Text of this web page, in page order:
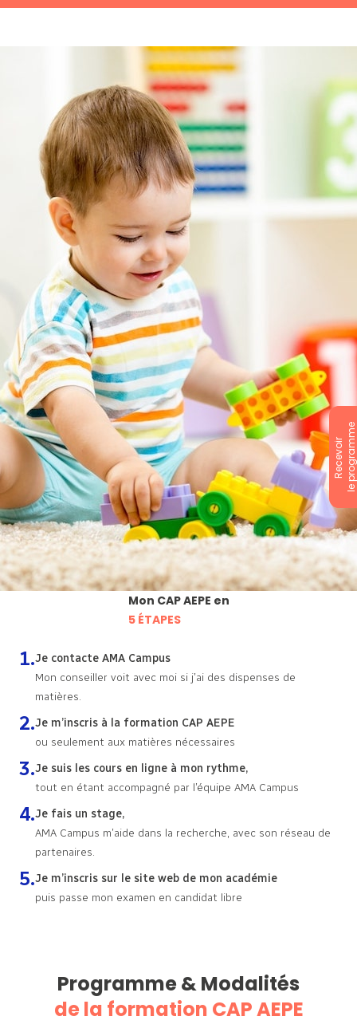
Mon CAP AEPE en
5 ÉTAPES
Je contacte AMA Campus
Mon conseiller voit avec moi si j’ai des dispenses de
matières.
Je m’inscris à la formation CAP AEPE
ou seulement aux matières nécessaires
Je suis les cours en ligne à mon rythme,
tout en étant accompagné par l’équipe AMA Campus
Je fais un stage,
AMA Campus m’aide dans la recherche, avec son réseau de
partenaires.
Je m’inscris sur le site web de mon académie
puis passe mon examen en candidat libre
Programme & Modalités
de la formation CAP AEPE
Recevoirle programme